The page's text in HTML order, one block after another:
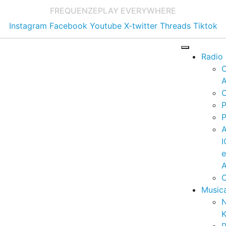
FREQUENZEPLAY EVERYWHERE
Instagram Facebook Youtube X-twitter Threads Tiktok
Radio
e